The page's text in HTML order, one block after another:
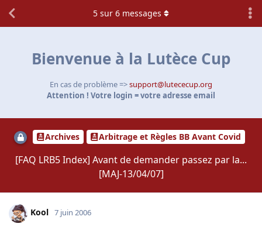
Bienvenue à la Lutèce Cup
En cas de problème =>support@lutececup.org
Attention ! Votre login = votre adresse email
Archives Arbitrage et Règles BB Avant Covid
[FAQ LRB5 Index] Avant de demander passez par la...
[MAJ-13/04/07]
5 sur 6 messages
Kool 7 juin 2006